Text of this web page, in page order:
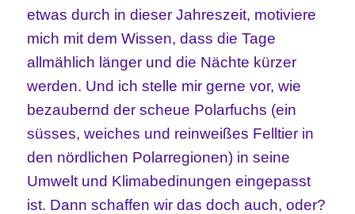
etwas durch in dieser Jahreszeit, motiviere
mich mit dem Wissen, dass die Tage
allmählich länger und die Nächte kürzer
werden. Und ich stelle mir gerne vor, wie
bezaubernd der scheue Polarfuchs (ein
süsses, weiches und reinweißes Felltier in
den nördlichen Polarregionen) in seine
Umwelt und Klimabedinungen eingepasst
ist. Dann schaffen wir das doch auch, oder?